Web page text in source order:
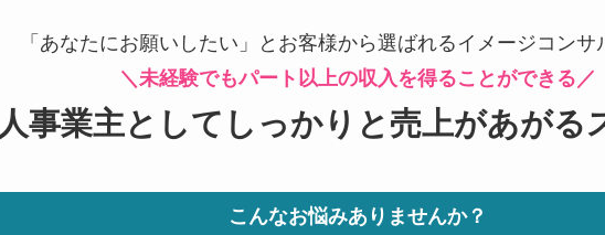
「あなたにお願いしたい」とお客様から選ばれるイメージコンサ
＼未経験でもパート以上の収入を得ることができる／
事業主としてしっかりと売上があがる
こんなお悩みありませんか？